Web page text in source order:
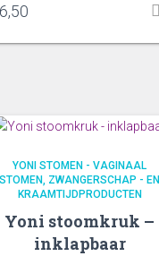
6,50
YONI STOMEN - VAGINAAL
STOMEN
ZWANGERSCHAP - EN
KRAAMTIJDPRODUCTEN
Yoni stoomkruk –
inklapbaar